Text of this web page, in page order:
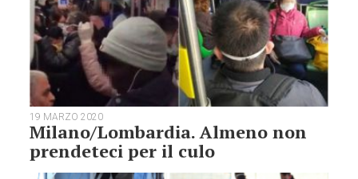
19 MARZO 2020
Milano/Lombardia. Almeno non
prendeteci per il culo